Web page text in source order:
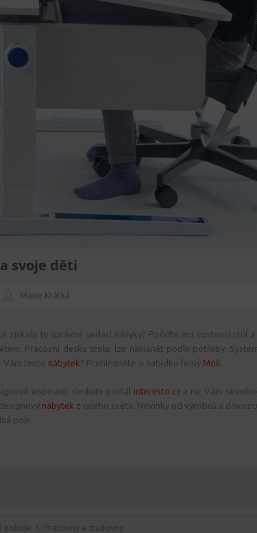
svoje děti
Marie Krátká
získalo ty správné sedací návyky? Pořiďte mu rostoucí stůl
Pracovní desku stolu, lze naklánět podle potřeby.
Vám tento nábytek ? Prohlédněte si nabídku firmy Moll
inspirace, sledujte portál interesto.cz a nic Vám
nábytek z celého světa. Novinky od výrobců a
pole.
pokoje 5. Pracovny a studovny